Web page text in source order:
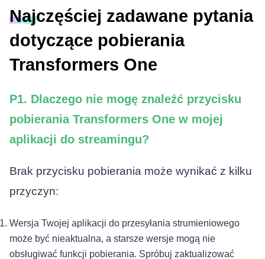
Najczęściej zadawane pytania
dotyczące pobierania
Transformers One
P1. Dlaczego nie mogę znaleźć przycisku
pobierania Transformers One w mojej
aplikacji do streamingu?
Brak przycisku pobierania może wynikać z kilku
przyczyn:
Wersja Twojej aplikacji do przesyłania strumieniowego
może być nieaktualna, a starsze wersje mogą nie
obsługiwać funkcji pobierania. Spróbuj zaktualizować